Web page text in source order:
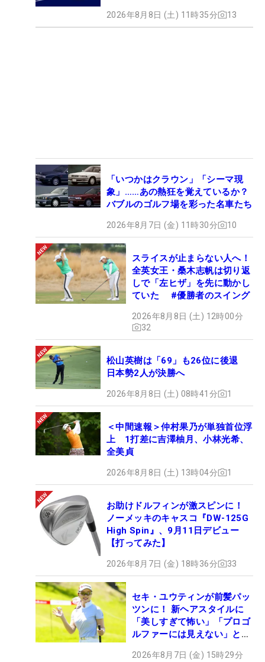
2026年8月8日 (土) 11時35分 13
「いつかはクラウン」「シーマ現
象」……あの熱狂を覚えているか？
バブルのゴルフ場を彩った名車たち
2026年8月7日 (金) 11時30分 10
スライスが止まらない人へ！
全英女王・桑木志帆は切り返
しで「左ヒザ」を先に動かし
ていた #優勝者のスイング
2026年8月8日 (土) 12時00分
32
松山英樹は「69」も26位に後退
日本勢2人が決勝へ
2026年8月8日 (土) 08時41分 1
＜中間速報＞仲村果乃が単独首位浮
上 1打差に吉澤柚月、小林光希、
全美貞
2026年8月8日 (土) 13時04分 1
お助けドルフィンが激スピンに！
ノーメッキのキャスコ『DW-125G
High Spin』、9月11日デビュー
【打ってみた】
2026年8月7日 (金) 18時36分 33
セキ・ユウティンが前髪パッ
ツンに！ 新ヘアスタイルに
「美しすぎて怖い」「プロゴ
ルファーには見えない」とコ
2026年8月7日 (金) 15時29分